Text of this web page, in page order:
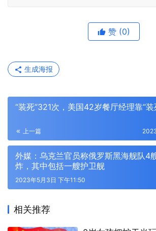
赞 (0)
生成海报
“装死”321次，美国42岁餐厅经理靠“
上一篇
外媒：乌克兰官员称俄罗斯黑海舰队4
炸，其中包括一艘护卫舰
2023年5月3日 下午11:50
相关推荐